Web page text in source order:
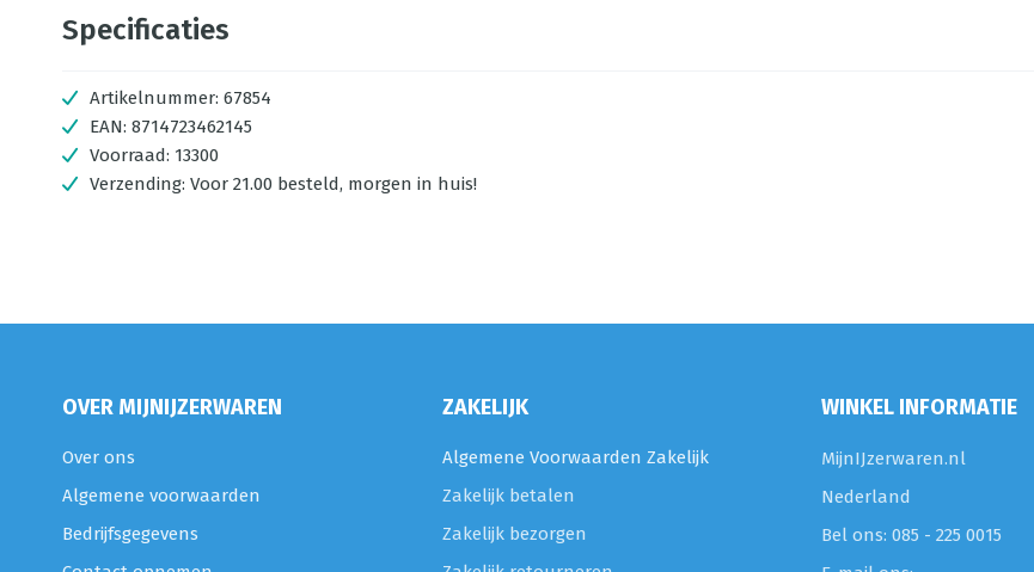
Specificaties
Artikelnummer: 67854
EAN: 8714723462145
Voorraad: 13300
Verzending: Voor 21.00 besteld, morgen in huis!
OVER MIJNIJZERWAREN
Over ons
Algemene voorwaarden
Bedrijfsgegevens
ZAKELIJK
Algemene Voorwaarden Zakelijk
Zakelijk betalen
Zakelijk bezorgen
WINKEL INFORMATIE
MijnIJzerwaren.nl
Nederland
Bel ons: 085 - 225 0015